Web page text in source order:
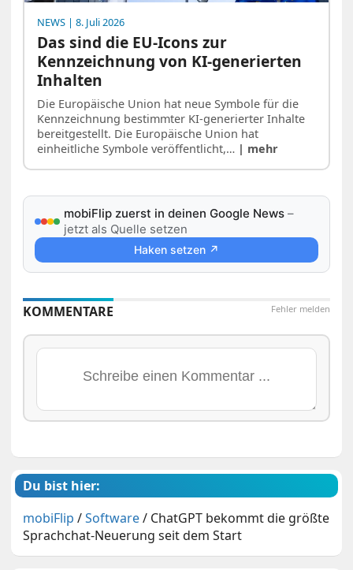
NEWS | 8. Juli 2026
Das sind die EU-Icons zur
Kennzeichnung von KI-generierten
Inhalten
Die Europäische Union hat neue Symbole für die
Kennzeichnung bestimmter KI-generierter Inhalte
bereitgestellt. Die Europäische Union hat
einheitliche Symbole veröffentlicht,… | mehr
mobiFlip zuerst in deinen Google News –
jetzt als Quelle setzen
Haken setzen ↗
Fehler melden
KOMMENTARE
Du bist hier:
mobiFlip /Software/ ChatGPT bekommt die größte
Sprachchat-Neuerung seit dem Start